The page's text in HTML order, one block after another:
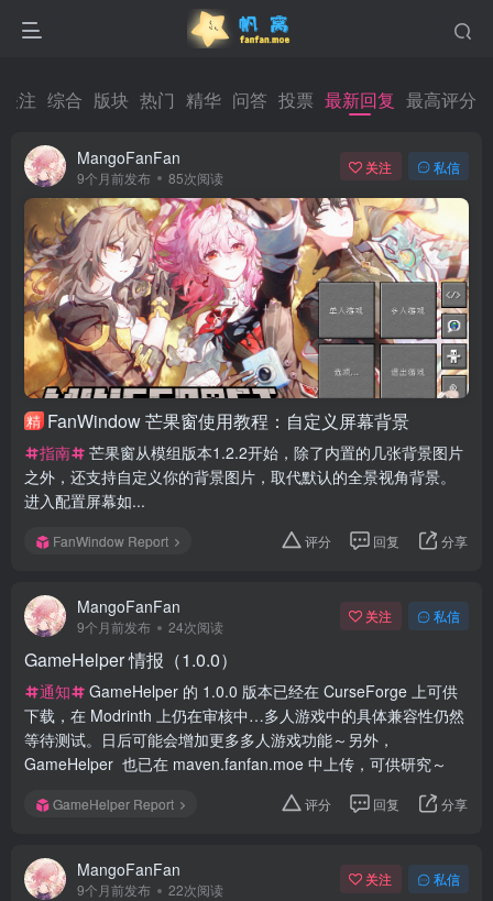
关注 综合 版块 热门 精华 问答 投票 最新回复 最高评分
MangoFanFan
9个月前发布 85次阅读
关注 私信
精 FanWindow 芒果窗使用教程：自定义屏幕背景
指南
芒果窗从模组版本1.2.2开始，除了内置的几张背景图片
之外，还支持自定义你的背景图片，取代默认的全景视角背景。
进入配置屏幕如...
FanWindow Report 评分 回复 分享
MangoFanFan
9个月前发布 24次阅读
关注 私信
GameHelper 情报（1.0.0）
通知
GameHelper 的 1.0.0 版本已经在 CurseForge 上可供
下载，在 Modrinth 上仍在审核中…多人游戏中的具体兼容性仍然
等待测试。日后可能会增加更多多人游戏功能～另外，
GameHelper 也已在 maven.fanfan.moe 中上传，可供研究～
GameHelper Report 评分 回复 分享
MangoFanFan
9个月前发布 22次阅读
关注 私信